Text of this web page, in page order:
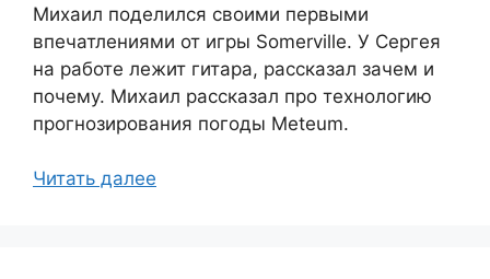
Михаил поделился своими первыми
впечатлениями от игры Somerville. У Сергея
на работе лежит гитара, рассказал зачем и
почему. Михаил рассказал про технологию
прогнозирования погоды Meteum.
Читать далее